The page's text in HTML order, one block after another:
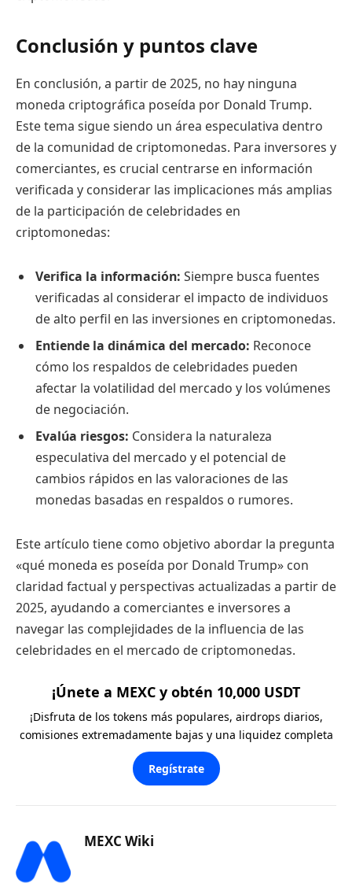
Conclusión y puntos clave
En conclusión, a partir de 2025, no hay ninguna
moneda criptográfica poseída por Donald Trump.
Este tema sigue siendo un área especulativa dentro
de la comunidad de criptomonedas. Para inversores y
comerciantes, es crucial centrarse en información
verificada y considerar las implicaciones más amplias
de la participación de celebridades en
criptomonedas:
Verifica la información: Siempre busca fuentes
verificadas al considerar el impacto de individuos
de alto perfil en las inversiones en criptomonedas.
Entiende la dinámica del mercado: Reconoce
cómo los respaldos de celebridades pueden
afectar la volatilidad del mercado y los volúmenes
de negociación.
Evalúa riesgos: Considera la naturaleza
especulativa del mercado y el potencial de
cambios rápidos en las valoraciones de las
monedas basadas en respaldos o rumores.
Este artículo tiene como objetivo abordar la pregunta
«qué moneda es poseída por Donald Trump» con
claridad factual y perspectivas actualizadas a partir de
2025, ayudando a comerciantes e inversores a
navegar las complejidades de la influencia de las
celebridades en el mercado de criptomonedas.
¡Únete a MEXC y obtén 10,000 USDT
¡Disfruta de los tokens más populares, airdrops diarios,
comisiones extremadamente bajas y una liquidez completa
Regístrate
MEXC Wiki